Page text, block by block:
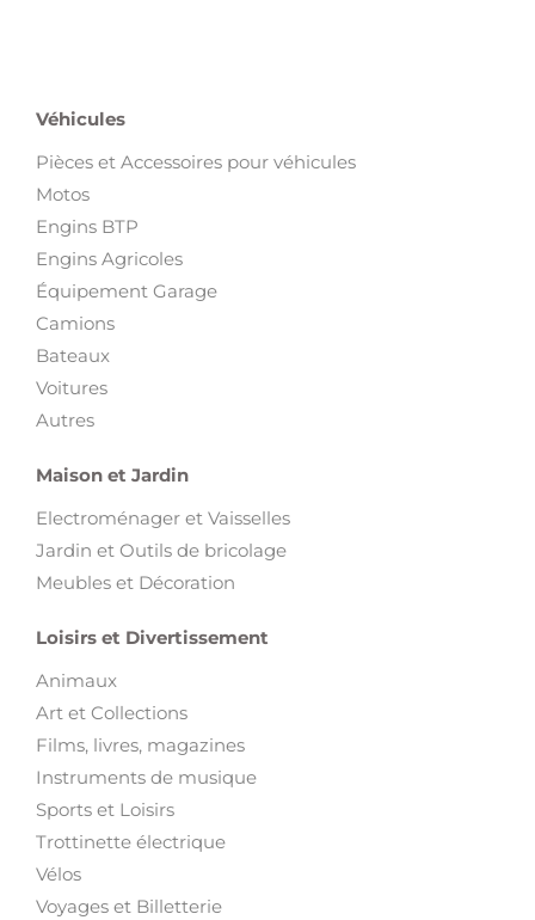
Véhicules
Pièces et Accessoires pour véhicules
Motos
Engins BTP
Engins Agricoles
Équipement Garage
Camions
Bateaux
Voitures
Autres
Maison et Jardin
Electroménager et Vaisselles
Jardin et Outils de bricolage
Meubles et Décoration
Loisirs et Divertissement
Animaux
Art et Collections
Films, livres, magazines
Instruments de musique
Sports et Loisirs
Trottinette électrique
Vélos
Voyages et Billetterie